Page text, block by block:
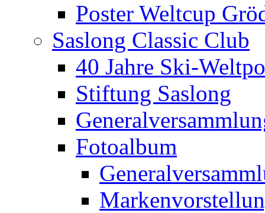
Poster Weltcup
Saslong Classic Club
40 Jahre Ski-
Stiftung Saslong
Fotoalbum